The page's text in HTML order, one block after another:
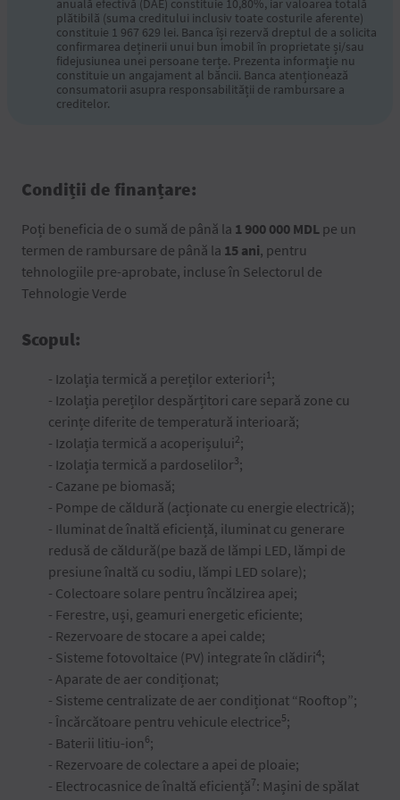
anuală efectivă (DAE) constituie 10,80%, iar valoarea totală
plătibilă (suma creditului inclusiv toate costurile aferente)
constituie 1 967 629 lei. Banca își rezervă dreptul de a solicita
confirmarea deținerii unui bun imobil în proprietate și/sau
fidejusiunea unei persoane terțe. Prezenta informație nu
constituie un angajament al băncii. Banca atenționează
consumatorii asupra responsabilității de rambursare a
creditelor.
Condiții de finanțare:
Poți beneficia de o sumă de până la 1 900 000 MDL pe un
termen de rambursare de până la 15 ani, pentru
tehnologiile pre-aprobate, incluse în Selectorul de
Tehnologie Verde
Scopul:
- Izolația termică a pereților exteriori1;
- Izolația pereților despărțitori care separă zone cu
cerințe diferite de temperatură interioară;
- Izolația termică a acoperișului2;
- Izolația termică a pardoselilor3;
- Cazane pe biomasă;
- Pompe de căldură (acționate cu energie electrică);
- Iluminat de înaltă eficiență, iluminat cu generare
redusă de căldură(pe bază de lămpi LED, lămpi de
presiune înaltă cu sodiu, lămpi LED solare);
- Colectoare solare pentru încălzirea apei;
- Ferestre, uși, geamuri energetic eficiente;
- Rezervoare de stocare a apei calde;
- Sisteme fotovoltaice (PV) integrate în clădiri4;
- Aparate de aer condiționat;
- Sisteme centralizate de aer condiționat “Rooftop”;
- Încărcătoare pentru vehicule electrice5;
- Baterii litiu-ion 6;
- Rezervoare de colectare a apei de ploaie;
- Electrocasnice de înaltă eficiență7: Mașini de spălat